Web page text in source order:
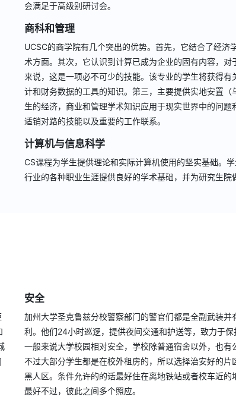
会满足于高级别研讨会。
商科和管理
UCSC的商学院有几个突出的优势。首先，它结合了经济
术方面。其次，它认识到计算已成为企业的固有内容，对
来说，这是一项必不可少的技能。该专业的学生将获得有
计和财务数据的工具的知识。第三，主要提供实地安置（
生的经济，商业和管理学术知识应用于现实世界中的问
适销对路的技能以及重要的工作联系。
计算机与信息科学
CS课程为学生提供理论和实际计算机使用的坚实基础。
行业的各种职业生涯提供良好的学术基础，并为研究生院
安全
加州大学圣克鲁兹分校警察部门的警官们都是全副武装并
利。他们24小时巡逻，提供夜间交通和护送等，致力于保
一般来说大学校园相对安全，学校除普通宿舍以外，也有
不过大部分学生都是在校外租房的，所以选择治安好的片
黑人区。条件允许的的话最好住在离地铁站或者校车近的
最好不过，彼此之间多个照应。